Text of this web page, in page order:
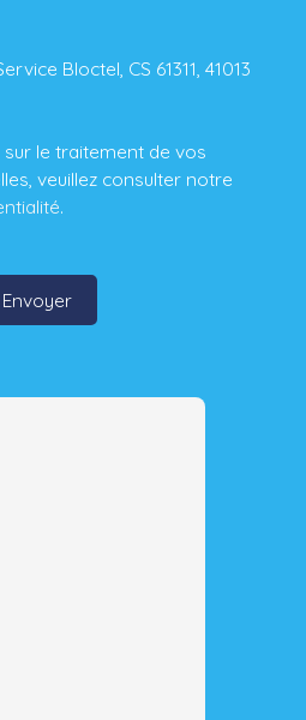
Bloctel, CS 61311, 41013
le traitement de vos
veuillez consulter notre
.
Envoyer